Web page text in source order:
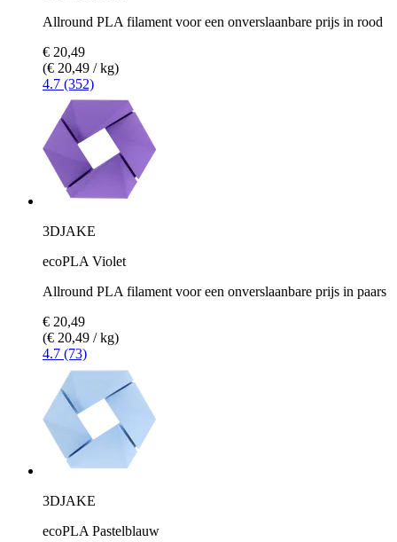
Allround PLA filament voor een onverslaanbare prijs in rood
€ 20,49
(€ 20,49 / kg)
4.7 (352)
3DJAKE
ecoPLA Violet
Allround PLA filament voor een onverslaanbare prijs in paars
€ 20,49
(€ 20,49 / kg)
4.7 (73)
3DJAKE
ecoPLA Pastelblauw